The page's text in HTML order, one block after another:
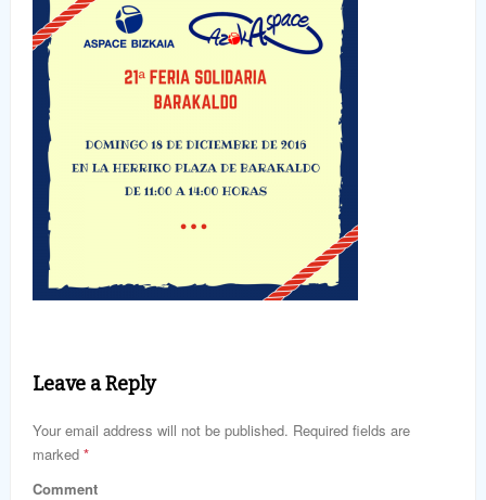
Leave a Reply
Your email address will not be published. Required fields are
marked *
Comment